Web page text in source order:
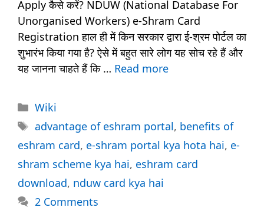
Apply कैसे करें? NDUW (National Database For
Unorganised Workers) e-Shram Card
Registration हाल ही में किन सरकार द्वारा ई-श्रम पोर्टल का
शुभारंभ किया गया है? ऐसे में बहुत सारे लोग यह सोच रहे हैं और
यह जानना चाहते हैं कि … Read more
Categories
Wiki
Tags
advantage of eshram portal, benefits of
eshram card, e-shram portal kya hota hai, e-
shram scheme kya hai, eshram card
download, nduw card kya hai
2 Comments